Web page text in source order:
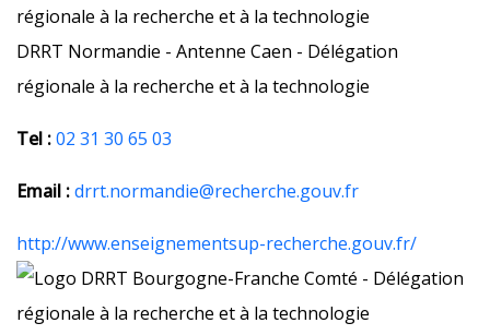
DRRT Normandie - Antenne Caen - Délégation
régionale à la recherche et à la technologie
Tel :02 31 30 65 03
Email :drrt.normandie@recherche.gouv.fr
http://www.enseignementsup-recherche.gouv.fr/